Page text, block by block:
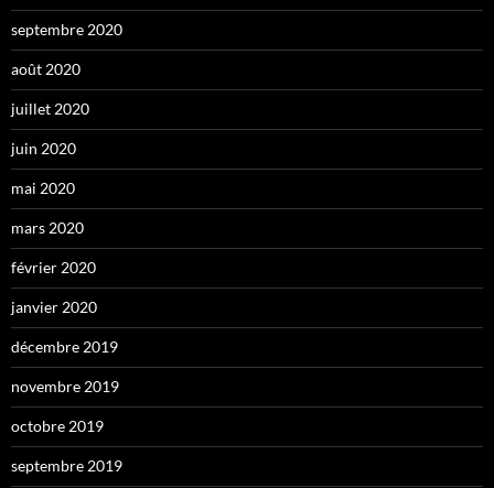
septembre 2020
août 2020
juillet 2020
juin 2020
mai 2020
mars 2020
février 2020
janvier 2020
décembre 2019
novembre 2019
octobre 2019
septembre 2019